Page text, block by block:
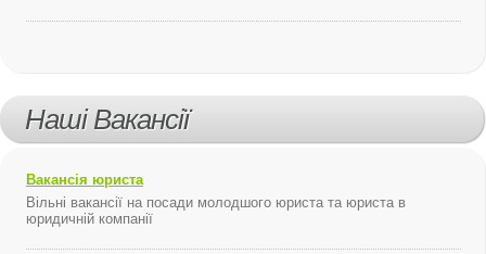
Наші Вакансії
Вакансія юриста
Вільні вакансії на посади молодшого юриста та юриста в
юридичній компанії